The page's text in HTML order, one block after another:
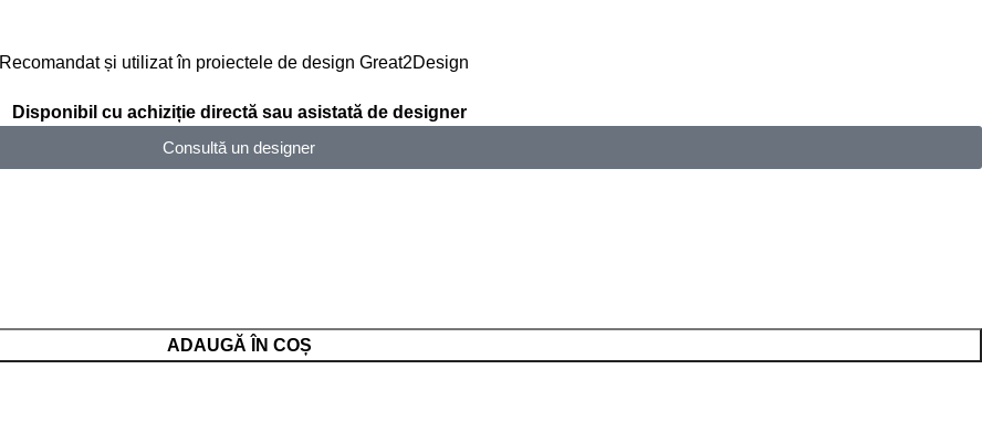
Recomandat și utilizat în proiectele de design Great2Design
Disponibil cu achiziție directă sau asistată de designer
Consultă un designer
ADAUGĂ ÎN COȘ